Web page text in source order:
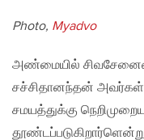
Photo, Myadvo
அண்மையில்
சச்சிதானந்தன் அவர்கள்
சமயத்துக்கு